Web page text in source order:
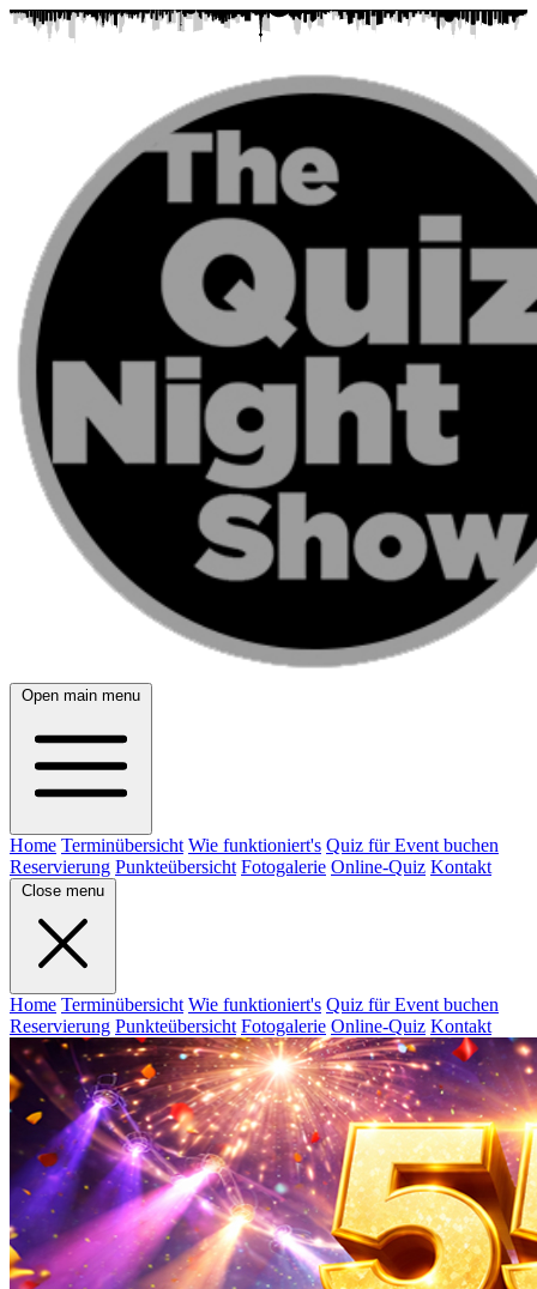
Open main menu
Home Terminübersicht Wie funktioniert's Quiz für Event buchen
Reservierung Punkteübersicht Fotogalerie Online-Quiz Kontakt
Close menu
Home Terminübersicht Wie funktioniert's Quiz für Event buchen
Reservierung Punkteübersicht Fotogalerie Online-Quiz Kontakt